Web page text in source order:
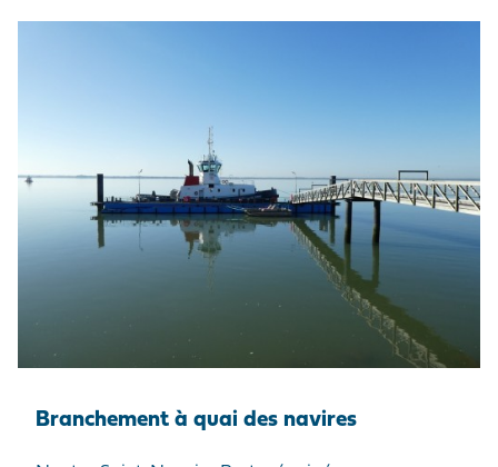
Branchement à quai des navires